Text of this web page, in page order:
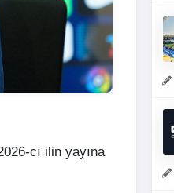
cı ilin yayına